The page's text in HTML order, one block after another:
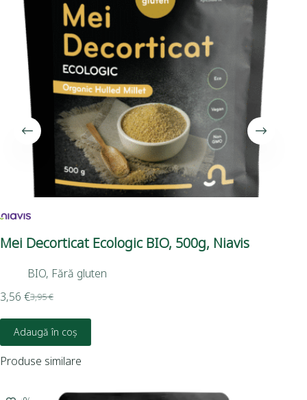
Mei Decorticat Ecologic BIO, 500g, Niavis
BIO, Fără gluten
3,95€
3,56 €
Adaugă în coș
Produse similare